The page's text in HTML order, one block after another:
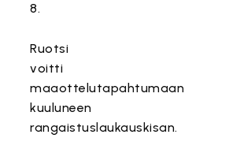
8.
Ruotsi
voitti
maaottelutapahtumaan
kuuluneen
rangaistuslaukauskisan.